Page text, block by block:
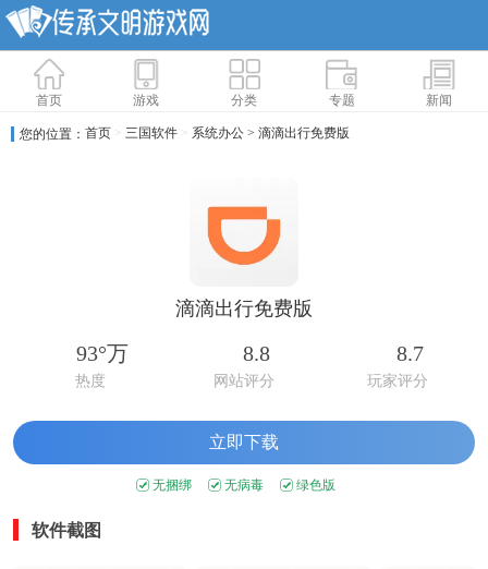
首页 游戏 分类 专题 新闻
您的位置： 首页 > 三国软件 > 系统办公 > 滴滴出行免费版
滴滴出行免费版
93°万
热度
8.8
网站评分
8.7
玩家评分
立即下载
无捆绑 无病毒 绿色版
软件截图